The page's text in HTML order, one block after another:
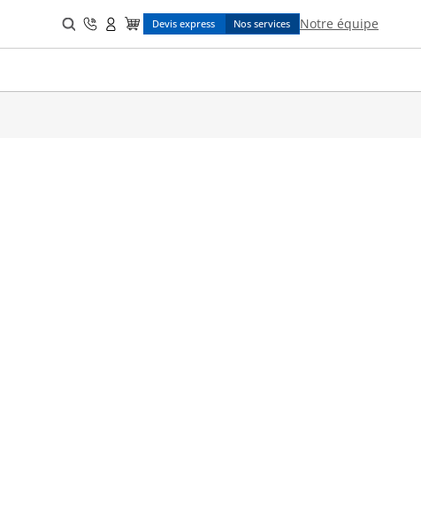
Search
for:
Devis express Nos services Notre équipe